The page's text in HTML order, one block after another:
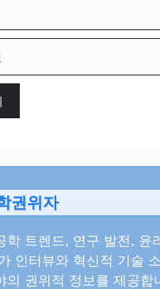
권위자
학 트렌드, 연구 발전, 윤
인터뷰와 혁신적 기술
의 권위적 정보를 제공합